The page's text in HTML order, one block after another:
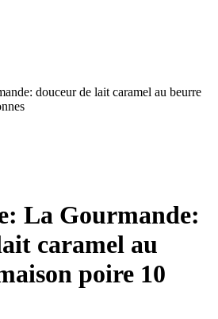
douceur de lait caramel au beurre
La Gourmande:
caramel au
poire 10